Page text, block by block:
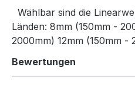
Wählbar sind die
Länden: 8mm (150mm -
2000mm) 12mm (150mm -
Bewertungen